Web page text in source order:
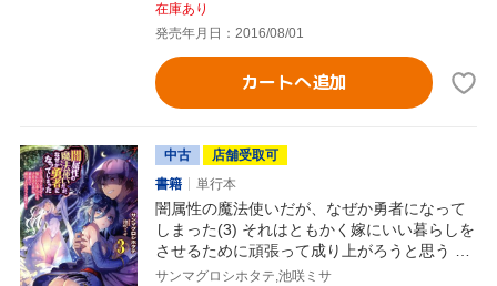
在庫あり
発売年月日：2016/08/01
カートへ追加
中古
店舗受取可
書籍
単行本
闇属性の魔法使いだが、なぜか勇者になって
しまった(3) それはともかく嫁にいい暮らしを
させるために頑張って成り上がろうと思う キ
ングノベルス
サンマグロシホタテ,池咲ミサ